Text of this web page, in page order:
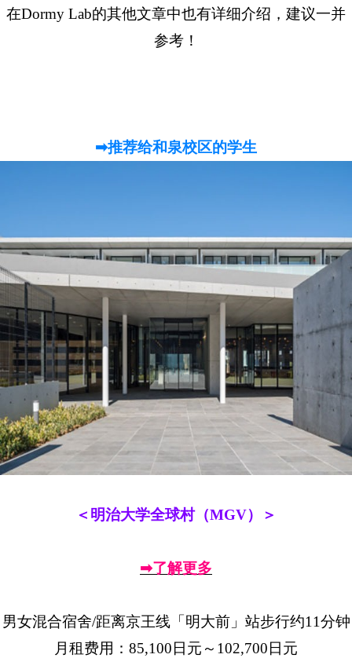
在Dormy Lab的其他文章中也有详细介绍，建议一并
参考！
➡推荐给和泉校区的学生
＜明治大学全球村（MGV）＞
➡了解更多
男女混合宿舍/距离京王线「明大前」站步行约11分钟
月租费用：85,100日元～102,700日元